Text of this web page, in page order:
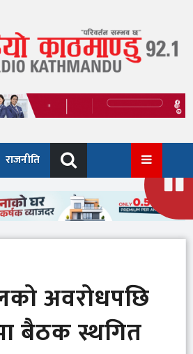
राजनीति
अवरोधपछि
बैठक स्थगित